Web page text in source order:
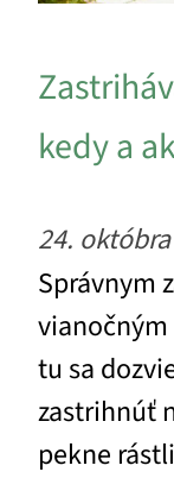
kedy a
24.
Správnym
tu sa
zastrihnúť
pekne